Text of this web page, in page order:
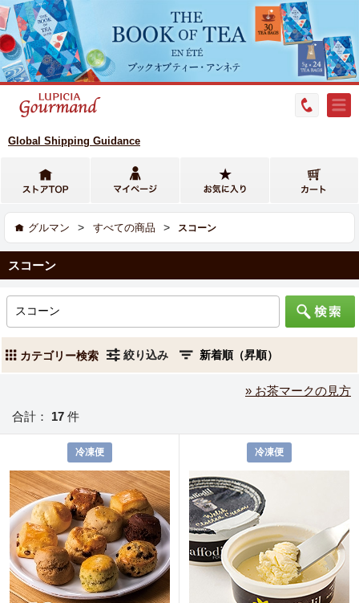
Global Shipping Guidance
グルマン > すべての商品 > スコーン
スコーン
カテゴリー検索 絞り込み
» お茶マークの見方
合計： 17 件
冷凍便 冷凍便